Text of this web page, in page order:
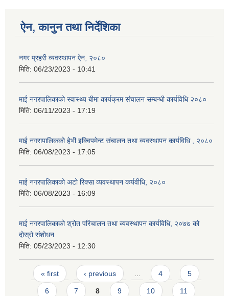
ऐन, कानुन तथा निर्देशिका
नगर प्रहरी व्यवस्थापन ऐन, २०८०
मिति: 06/23/2023 - 10:41
माई नगरपालिकाको स्वास्थ्य बीमा कार्यक्रम संचालन सम्बन्धी कार्यविधि २०८०
मिति: 06/11/2023 - 17:19
माई नगरापालिकको हेभी इक्विपमेन्ट संचालन तथा व्यवस्थापन कार्यविधि , २०८०
मिति: 06/08/2023 - 17:05
माई नगरपालिकाको अटो रिक्सा व्यवस्थापन कर्यवीधि, २०८०
मिति: 06/08/2023 - 16:09
माई नगरपालिकाको श्रोत परिचालन तथा व्यवस्थापन कार्यविधि, २०७७ को
दोस्रो संशोधन
मिति: 05/23/2023 - 12:30
Pages
« first ‹ previous … 4 5
6 7 8 9 10 11